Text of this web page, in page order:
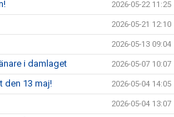
2026-05-22 11:25
2026-05-21 12:10
2026-05-13 09:04
i damlaget 2026-05-07 10:07
den 13 maj! 2026-05-04 14:05
2026-05-04 13:07